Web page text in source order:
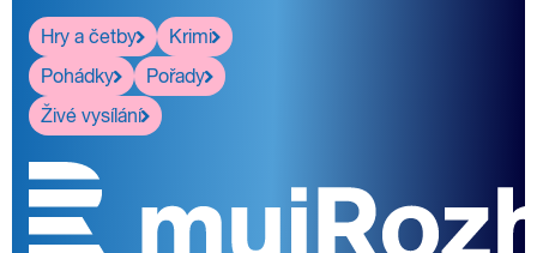
Hry a četby
Krimi
Pohádky
Pořady
Živé vysílání